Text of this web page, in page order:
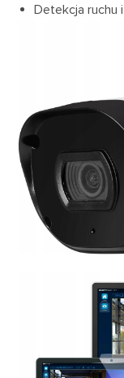
Detekcja ruchu